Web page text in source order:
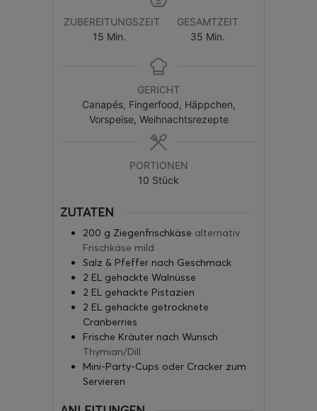
ZUBEREITUNGSZEIT
15 Min.
GESAMTZEIT
35 Min.
GERICHT
Canapés, Fingerfood, Häppchen,
Vorspeise, Weihnachtsrezepte
PORTIONEN
10 Stück
ZUTATEN
200 g Ziegenfrischkäse alternativ
Frischkäse mild
Salz & Pfeffer nach Geschmack
2 EL gehackte Walnüsse
2 EL gehackte Pistazien
2 EL gehackte getrocknete
Cranberries
Frische Kräuter nach Wunsch
Thymian/Dill
Mini-Party-Cups oder Cracker zum
Servieren